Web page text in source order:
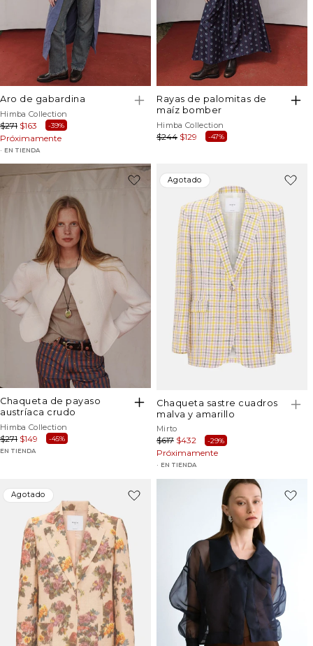
aro de gabardina
Proveedor:
Himba Collection
Precio
habitual
$271 Precio
de
oferta
$163 -39%
Próximamente
EN TIENDA
rayas de palomitas de
maíz bomber
Proveedor:
Himba Collection
Precio
$244 Precio
$129 -47%
-45%
chaqueta de payaso
austríaca crudo
Proveedor:
Himba Collection
Precio
habitual
$271 Precio
de
$149 -45%
EN TIENDA
Agotado
chaqueta sastre cuadros
malva y amarillo
Proveedor:
Mirto
Precio
habitual
$617 Precio
de
oferta
$432 -29%
Próximamente
Agotado
EN TIENDA
Agotado
Agotado